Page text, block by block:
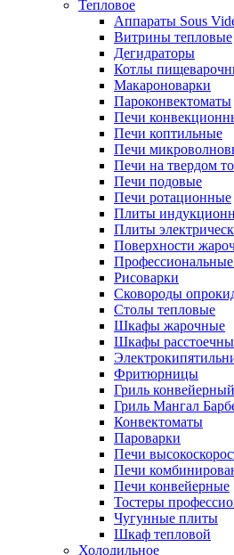
Тепловое
Аппараты Sous
Витрины тепловые
Дегидраторы
Котлы
Макароноварки
Пароконвектоматы
Печи
Печи коптильные
Печи
Печи на твердом
Печи подовые
Печи ротационные
Плиты
Плиты
Поверхности
Рисоварки
Сковороды
Столы тепловые
Шкафы жарочные
Шкафы
Фритюрницы
Гриль конвейерный
Гриль Мангал
Конвектоматы
Пароварки
Печи
Печи
Печи конвейерные
Тостеры
Чугунные плиты
Шкаф тепловой
Холодильное